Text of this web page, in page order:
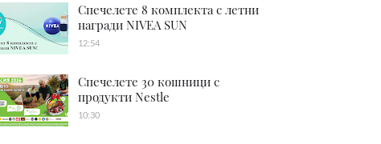
Спечелете 8 комплекта с летни
награди NIVEA SUN
12:54
Спечелете 30 кошници с
продукти Nestle
10:30